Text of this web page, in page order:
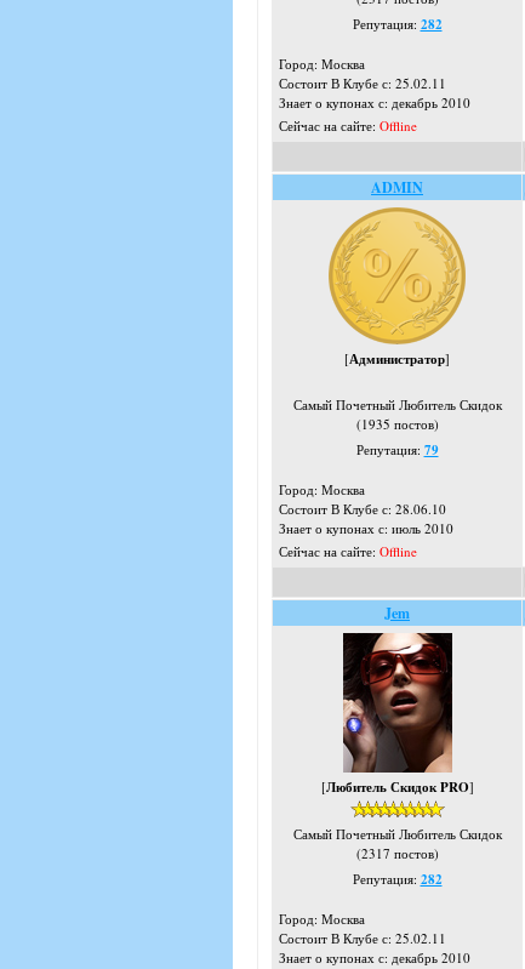
Репутация: 282
Город: Москва
Состоит В Клубе с: 25.02.11
Знает о купонах с: декабрь 2010
Сейчас на сайте: Offline
ADMIN
[Администратор]
Самый Почетный Любитель Скидок
(1935 постов)
Репутация: 79
Город: Москва
Состоит В Клубе с: 28.06.10
Знает о купонах с: июль 2010
Сейчас на сайте: Offline
Jem
[Любитель Скидок PRO]
Самый Почетный Любитель Скидок
(2317 постов)
Репутация: 282
Город: Москва
Состоит В Клубе с: 25.02.11
Знает о купонах с: декабрь 2010